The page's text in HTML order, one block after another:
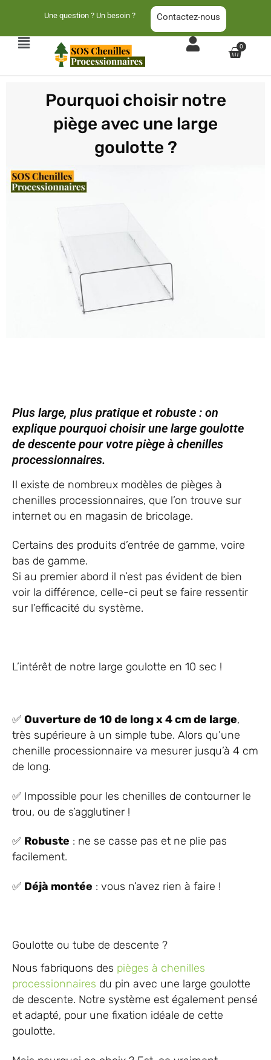
contenu
Une question ? Un besoin ? Contactez-nous
Main
Menu
0
Panier
Pourquoi choisir notre
piège avec une large
goulotte ?
Plus large, plus pratique et robuste : on
explique pourquoi choisir une large goulotte
de descente pour votre piège à chenilles
processionnaires.
Il existe de nombreux modèles de pièges à
chenilles processionnaires, que l’on trouve sur
internet ou en magasin de bricolage.
Certains des produits d’entrée de gamme, voire
bas de gamme.
Si au premier abord il n’est pas évident de bien
voir la différence, celle-ci peut se faire ressentir
sur l’efficacité du système.
L’intérêt de notre large goulotte en 10 sec !
✅ Ouverture de 10 de long x 4 cm de large,
très supérieure à un simple tube. Alors qu’une
chenille processionnaire va mesurer jusqu’à 4 cm
de long.
✅ Impossible pour les chenilles de contourner le
trou, ou de s’agglutiner !
✅ Robuste : ne se casse pas et ne plie pas
facilement.
✅ Déjà montée : vous n’avez rien à faire !
Goulotte ou tube de descente ?
Nous fabriquons des pièges à chenilles
processionnaires du pin avec une large goulotte
de descente. Notre système est également pensé
et adapté, pour une fixation idéale de cette
goulotte.